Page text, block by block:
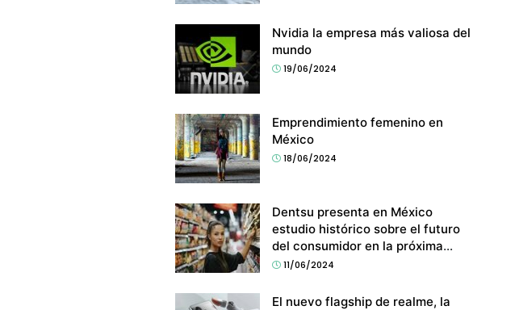
Nvidia la empresa más valiosa del
mundo
19/06/2024
Emprendimiento femenino en
México
18/06/2024
Dentsu presenta en México
estudio histórico sobre el futuro
del consumidor en la próxima
década
11/06/2024
El nuevo flagship de realme, la